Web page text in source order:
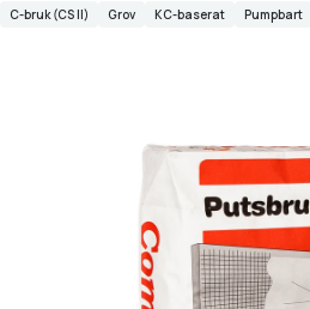
C-bruk (CS II) Grov KC-baserat Pumpbart